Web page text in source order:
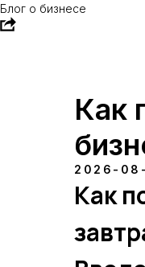
Блог о бизнесе
Как
2026-
Как